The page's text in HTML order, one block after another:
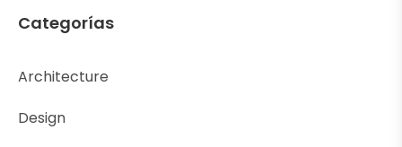
Categorías
Architecture
Design